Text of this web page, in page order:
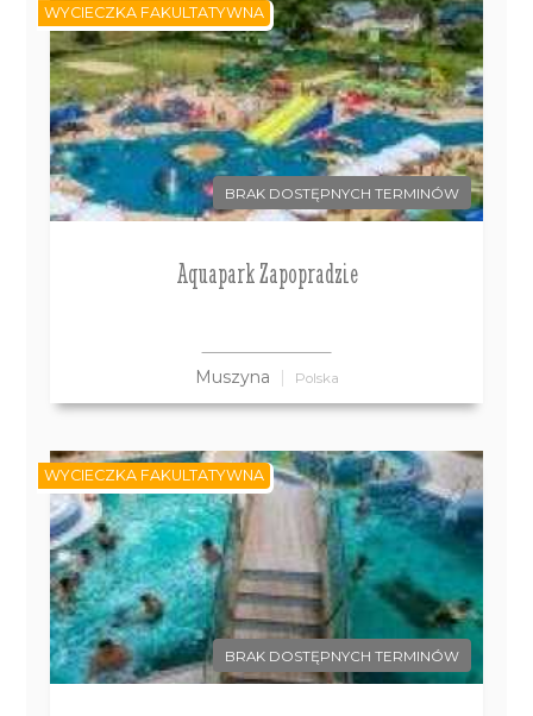
BRAK DOSTĘPNYCH TERMINÓW
Aquapark Zapopradzie
Muszyna Polska
WYCIECZKA FAKULTATYWNA
BRAK DOSTĘPNYCH TERMINÓW
WYCIECZKA FAKULTATYWNA